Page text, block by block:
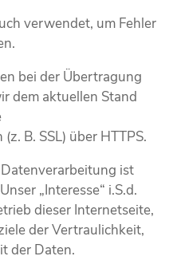
verwendet, um Fehler
bei der Übertragung
dem aktuellen Stand
B. SSL) über HTTPS.
ist
„Interesse“ i.S.d.
dieser Internetseite,
der Vertraulichkeit,
der Daten.